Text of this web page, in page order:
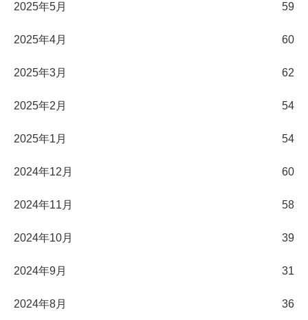
2025年5月 59
2025年4月 60
2025年3月 62
2025年2月 54
2025年1月 54
2024年12月 60
2024年11月 58
2024年10月 39
2024年9月 31
2024年8月 36